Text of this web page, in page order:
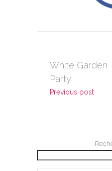
White Garden
Party
Previous post